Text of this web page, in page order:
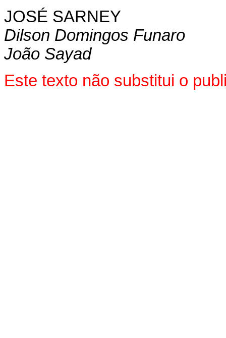
JOSÉ SARNEY
Dilson Domingos Funaro
João Sayad
Este texto não substitui o